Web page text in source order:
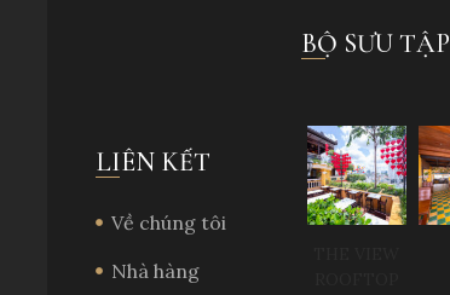
LIÊN KẾT
Về chúng tôi
Nhà hàng
BỘ SƯU TẬP